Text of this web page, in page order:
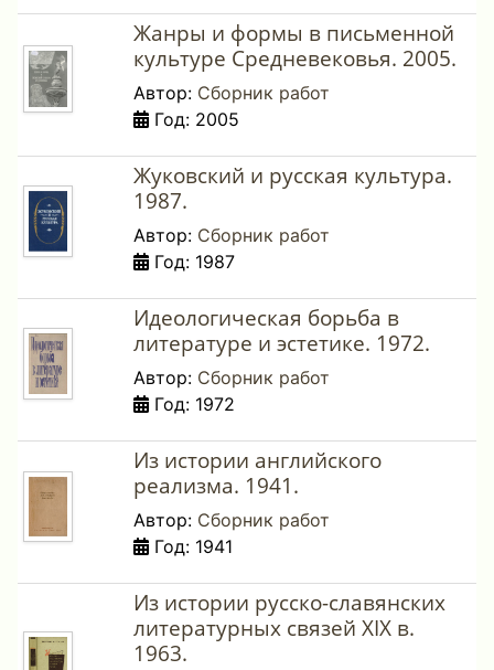
Жанры и формы в письменной
культуре Средневековья. 2005.
Автор: Сборник работ
Год: 2005
Жуковский и русская культура.
1987.
Автор: Сборник работ
Год: 1987
Идеологическая борьба в
литературе и эстетике. 1972.
Автор: Сборник работ
Год: 1972
Из истории английского
реализма. 1941.
Автор: Сборник работ
Год: 1941
Из истории русско-славянских
литературных связей XIX в.
1963.